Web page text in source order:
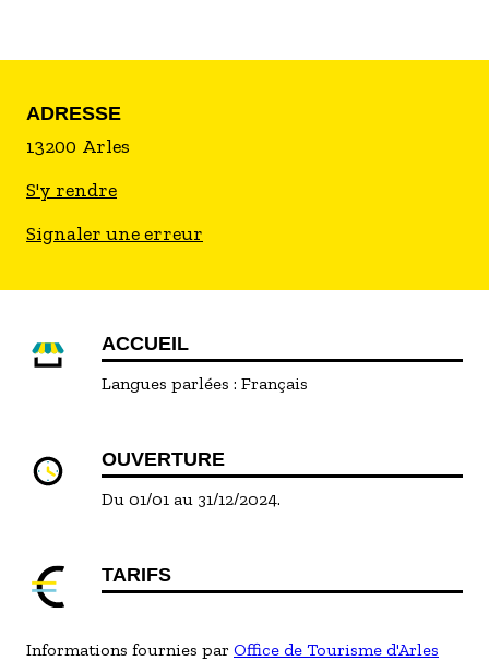
coiffes, couronnes, installations
artistiques sont autant de moyens d'expression
de son travail
ADRESSE
13200 Arles
S'y rendre
Signaler une erreur
ACCUEIL
Langues parlées : Français
OUVERTURE
Du 01/01 au 31/12/2024.
TARIFS
Informations fournies par Office de Tourisme d'Arles